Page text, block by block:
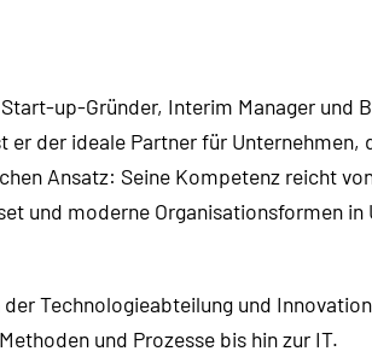
up-Gründer, Interim Manager und
der ideale Partner für
Ansatz: Seine Kompetenz reicht
und moderne Organisationsformen in
Technologieabteilung und
und Prozesse bis hin zur IT.